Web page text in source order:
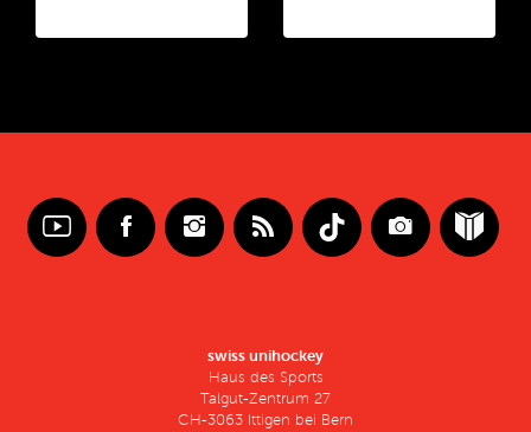
swiss unihockey
Haus des Sports
Talgut-Zentrum 27
CH-3063 Ittigen bei Bern